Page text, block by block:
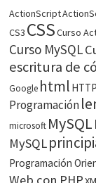
ActionScript
CS3 CSSCurso
Curso MySQL
escritura de
Google html HTTP
Programación
microsoft MySQL
MySQL
Programación
Web con PHP